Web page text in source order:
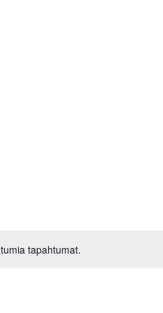
tapahtumat.